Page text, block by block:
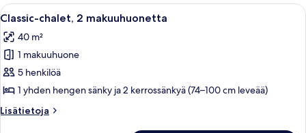
sauna
Avaa
kaikki
huonetyypin
Classic-
chalet,
2
makuuhuonetta
kuvat
Puisesta hirrestä rakennettu
6
Classic-chalet, 2 makuuhuonetta
40 m²
1 makuuhuone
5 henkilöä
1 yhden hengen sänky ja 2 kerrossänkyä (74–100 cm leveää)
Lisätietoja
Lisätietoja